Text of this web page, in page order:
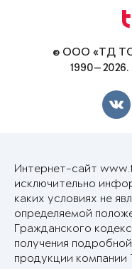
© ООО «ТД
Интернет-сайт
исключительно
каких условиях не
определяемой
Гражданского
получения
продукции